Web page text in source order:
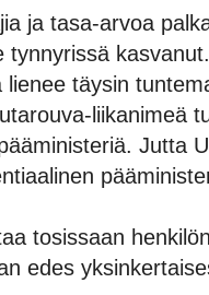
ja tasa-arvoa
tynnyrissä
lienee täysin
liikanimeä
Jutta
tosissaan
edes